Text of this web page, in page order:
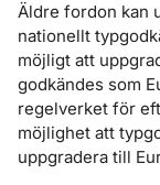
Äldre fordon kan
nationellt
möjligt att
godkändes som
regelverket för
möjlighet att
uppgradera till